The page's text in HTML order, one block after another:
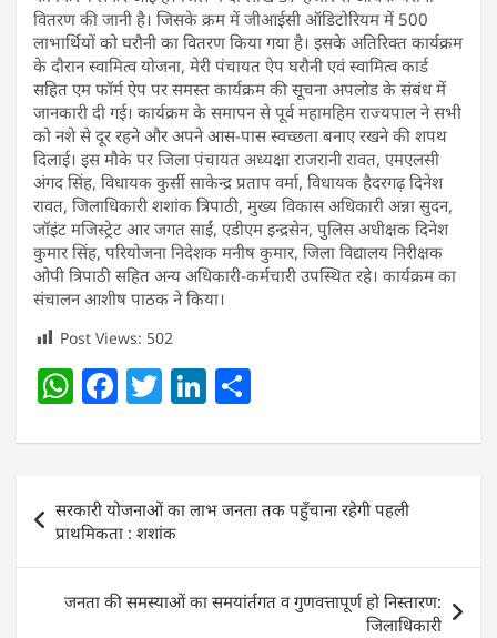
वितरण की जानी है। जिसके क्रम में जीआईसी ऑडिटोरियम में 500
लाभार्थियों को घरौनी का वितरण किया गया है। इसके अतिरिक्त कार्यक्रम
के दौरान स्वामित्व योजना, मेरी पंचायत ऐप घरौनी एवं स्वामित्व कार्ड
सहित एम फॉर्म ऐप पर समस्त कार्यक्रम की सूचना अपलोड के संबंध में
जानकारी दी गई। कार्यक्रम के समापन से पूर्व महामहिम राज्यपाल ने सभी
को नशे से दूर रहने और अपने आस-पास स्वच्छता बनाए रखने की शपथ
दिलाई। इस मौके पर जिला पंचायत अध्यक्षा राजरानी रावत, एमएलसी
अंगद सिंह, विधायक कुर्सी साकेन्द्र प्रताप वर्मा, विधायक हैदरगढ़ दिनेश
रावत, जिलाधिकारी शशांक त्रिपाठी, मुख्य विकास अधिकारी अन्ना सुदन,
जॉइंट मजिस्ट्रेट आर जगत साईं, एडीएम इन्द्रसेन, पुलिस अधीक्षक दिनेश
कुमार सिंह, परियोजना निदेशक मनीष कुमार, जिला विद्यालय निरीक्षक
ओपी त्रिपाठी सहित अन्य अधिकारी-कर्मचारी उपस्थित रहे। कार्यक्रम का
संचालन आशीष पाठक ने किया।
Post Views: 502
W
at
s
A
p
p
F
c
e
b
o
o
T
itt
er
Li
k
e
dI
n
ar
e
navigation
सरकारी योजनाओं का लाभ जनता तक पहुँचाना रहेगी पहली
प्राथमिकता : शशांक
जनता की समस्याओं का समयांर्तगत व गुणवत्तापूर्ण हो निस्तारण:
जिलाधिकारी